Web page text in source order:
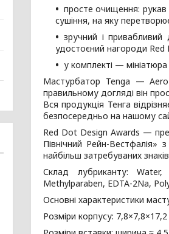
просте очищення: рукав
сушіння, на яку
зручний і
удостоєний нагороди Red
у комплекті —
Мастурбатор Tenga —
правильному догляді він
Вся продукція Тенга
безпосередньо на нашому
Red Dot Design Awards —
Північний Рейн-
найбільш затребуваних
Склад лубриканту: Water,
Methylparaben, EDTA-2Na,
Основні характеристики
Розміри корпусу: